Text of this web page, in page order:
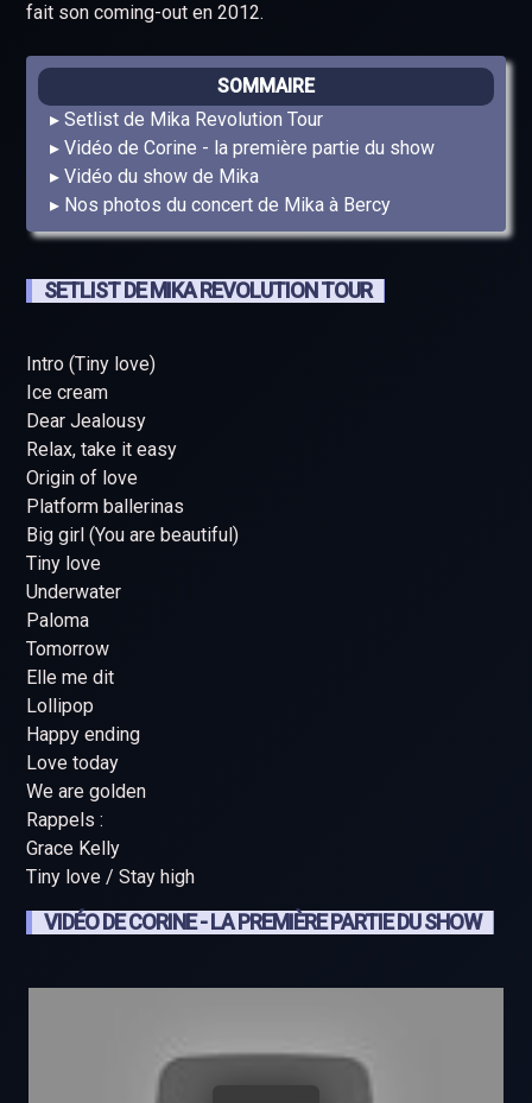
fait son coming-out en 2012.
SOMMAIRE
Setlist de Mika Revolution Tour
Vidéo de Corine - la première partie du show
Vidéo du show de Mika
Nos photos du concert de Mika à Bercy
SETLIST DE MIKA REVOLUTION TOUR
Intro (Tiny love)
Ice cream
Dear Jealousy
Relax, take it easy
Origin of love
Platform ballerinas
Big girl (You are beautiful)
Tiny love
Underwater
Paloma
Tomorrow
Elle me dit
Lollipop
Happy ending
Love today
We are golden
Rappels :
Grace Kelly
Tiny love / Stay high
VIDÉO DE CORINE - LA PREMIÈRE PARTIE DU SHOW